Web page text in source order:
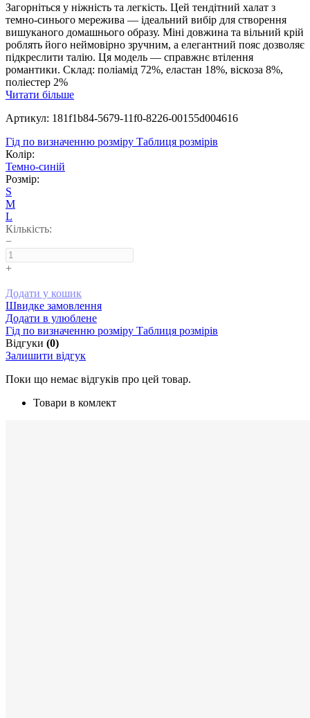
Загорніться у ніжність та легкість. Цей тендітний халат з
темно-синього мережива — ідеальний вибір для створення
вишуканого домашнього образу. Міні довжина та вільний крій
роблять його неймовірно зручним, а елегантний пояс дозволяє
підкреслити талію. Ця модель — справжнє втілення
романтики. Склад: поліамід 72%, еластан 18%, віскоза 8%,
поліестер 2%
Читати більше
Артикул: 181f1b84-5679-11f0-8226-00155d004616
Гід по визначенню розміру Таблиця розмірів
Колір:
Темно-синій
Розмір:
S
M
L
Кількість:
−
+
Додати у кошик
Швидке замовлення
Додати в улюблене
Гід по визначенню розміру Таблиця розмірів
Відгуки (0)
Залишити відгук
Поки що немає відгуків про цей товар.
Товари в комлект